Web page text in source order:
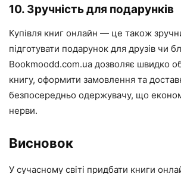
10. Зручність для подарунків
Купівля книг онлайн — це також
підготувати подарунок для друзів чи
Bookmoodd.com.ua дозволяє швидко
книгу, оформити замовлення та
безпосередньо одержувачу, що
нерви.
Висновок
У сучасному світі придбати книги